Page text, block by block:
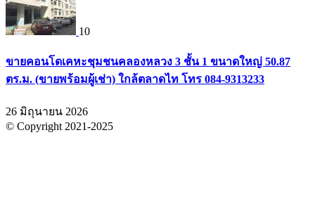
10
ขายคอนโดเคหะชุมชนคลองหลวง 3 ชั้น 1 ขนาดใหญ่ 50.87
ตร.ม. (ขายพร้อมผู้เช่า) ใกล้ตลาดไท โทร 084-9313233
26 มิถุนายน 2026
© Copyright 2021-2025